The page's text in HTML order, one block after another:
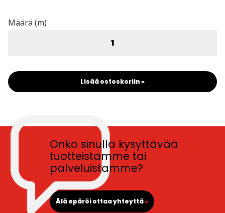
Määrä (m)
Lisää ostoskoriin »
Onko sinulla kysyttävää
tuotteistamme tai
palveluistamme?
Älä epäröi ottaa yhteyttä»